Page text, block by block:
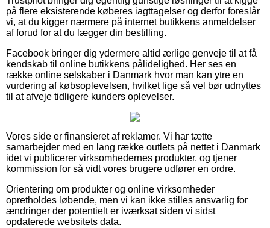
på flere eksisterende køberes iagttagelser og derfor foreslår
vi, at du kigger nærmere på internet butikkens anmeldelser
af forud for at du lægger din bestilling.
Facebook bringer dig ydermere altid ærlige genveje til at få
kendskab til online butikkens pålidelighed. Her ses en
række online selskaber i Danmark hvor man kan ytre en
vurdering af købsoplevelsen, hvilket lige så vel bør udnyttes
til at afveje tidligere kunders oplevelser.
Vores side er finansieret af reklamer. Vi har tætte
samarbejder med en lang række outlets på nettet i Danmark
idet vi publicerer virksomhedernes produkter, og tjener
kommission for så vidt vores brugere udfører en ordre.
Orientering om produkter og online virksomheder
opretholdes løbende, men vi kan ikke stilles ansvarlig for
ændringer der potentielt er iværksat siden vi sidst
opdaterede websitets data.